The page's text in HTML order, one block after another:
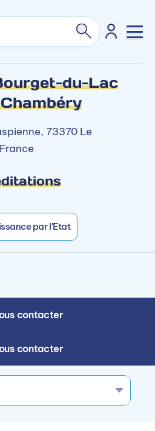
du-Lac
73370 Le
par l'Etat
contacter
contacter